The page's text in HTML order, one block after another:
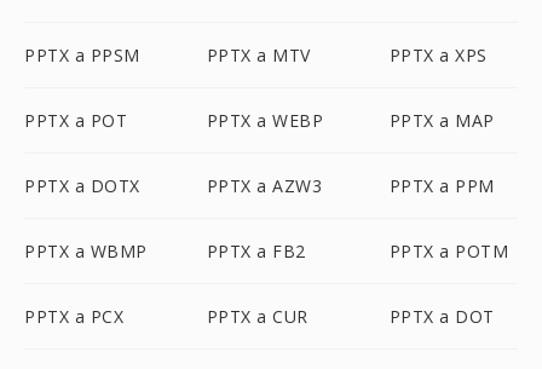
PPTX a PPSM PPTX a MTV PPTX a XPS
PPTX a POT PPTX a WEBP PPTX a MAP
PPTX a DOTX PPTX a AZW3 PPTX a PPM
PPTX a WBMP PPTX a FB2 PPTX a POTM
PPTX a PCX PPTX a CUR PPTX a DOT